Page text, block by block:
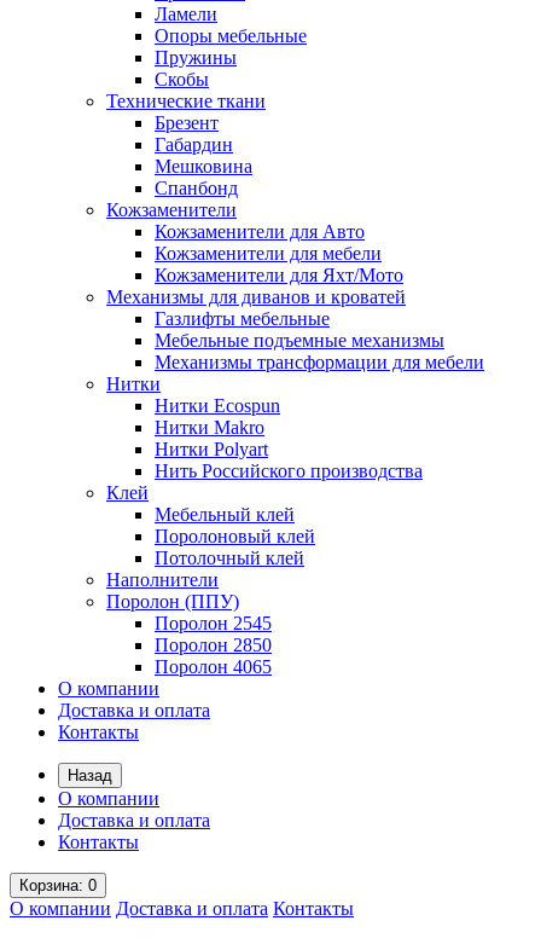
Ламели
Опоры мебельные
Пружины
Скобы
Технические ткани
Брезент
Габардин
Мешковина
Спанбонд
Кожзаменители
Кожзаменители для Авто
Кожзаменители для мебели
Кожзаменители для Яхт/Мото
Механизмы для диванов и кроватей
Газлифты мебельные
Мебельные подъемные механизмы
Механизмы трансформации для мебели
Нитки
Нитки Ecospun
Нитки Makro
Нитки Polyart
Нить Российского производства
Клей
Мебельный клей
Поролоновый клей
Потолочный клей
Наполнители
Поролон (ППУ)
Поролон 2545
Поролон 2850
Поролон 4065
О компании
Доставка и оплата
Контакты
Назад
О компании
Доставка и оплата
Контакты
Корзина: 0
О компании Доставка и оплата Контакты